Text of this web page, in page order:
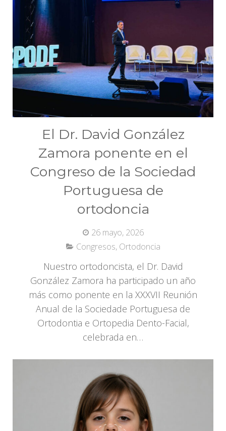
El Dr. David González
Zamora ponente en el
Congreso de la Sociedad
Portuguesa de
ortodoncia
26 mayo, 2026
Congresos, Ortodoncia
Nuestro ortodoncista, el Dr. David
González Zamora ha participado un año
más como ponente en la XXXVII Reunión
Anual de la Sociedade Portuguesa de
Ortodontia e Ortopedia Dento-Facial,
celebrada en…